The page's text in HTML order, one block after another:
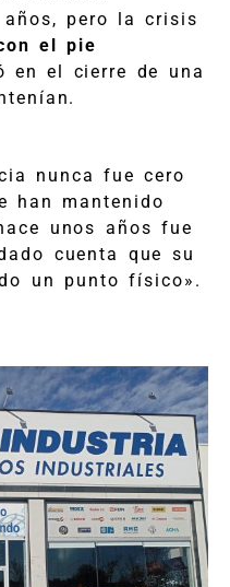
pero la crisis
el pie
en el cierre de una
nunca fue cero
han mantenido
unos años fue
cuenta que su
un punto físico».